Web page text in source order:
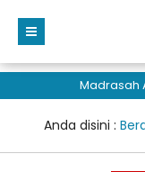
Madrasah
Anda disini :